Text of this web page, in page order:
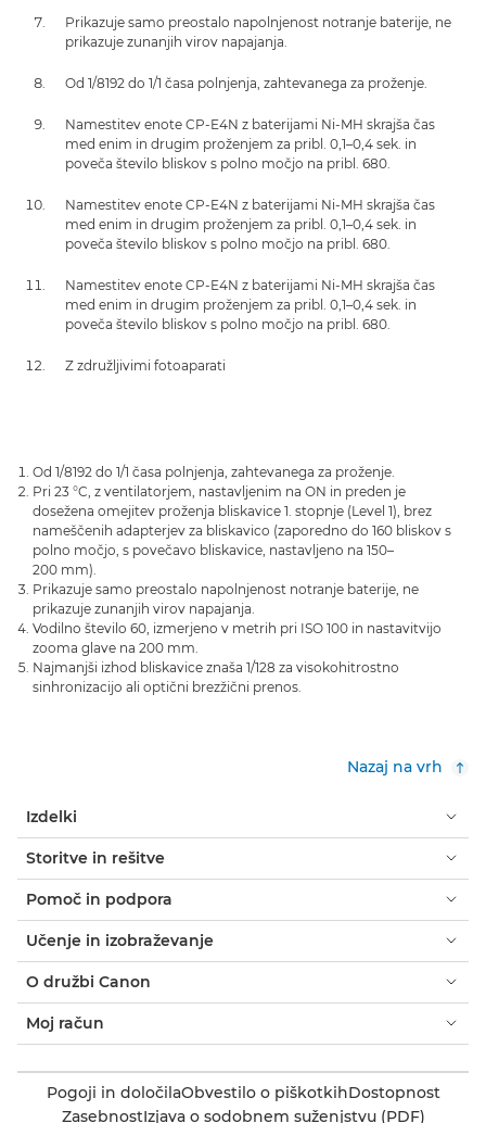
Prikazuje samo preostalo napolnjenost notranje baterije, ne
prikazuje zunanjih virov napajanja.
Od 1/8192 do 1/1 časa polnjenja, zahtevanega za proženje.
Namestitev enote CP-E4N z baterijami Ni-MH skrajša čas
med enim in drugim proženjem za pribl. 0,1–0,4 sek. in
poveča število bliskov s polno močjo na pribl. 680.
Namestitev enote CP-E4N z baterijami Ni-MH skrajša čas
med enim in drugim proženjem za pribl. 0,1–0,4 sek. in
poveča število bliskov s polno močjo na pribl. 680.
Namestitev enote CP-E4N z baterijami Ni-MH skrajša čas
med enim in drugim proženjem za pribl. 0,1–0,4 sek. in
poveča število bliskov s polno močjo na pribl. 680.
Z združljivimi fotoaparati
Od 1/8192 do 1/1 časa polnjenja, zahtevanega za proženje.
Pri 23 °C, z ventilatorjem, nastavljenim na ON in preden je
dosežena omejitev proženja bliskavice 1. stopnje (Level 1), brez
nameščenih adapterjev za bliskavico (zaporedno do 160 bliskov s
polno močjo, s povečavo bliskavice, nastavljeno na 150–
200 mm).
Prikazuje samo preostalo napolnjenost notranje baterije, ne
prikazuje zunanjih virov napajanja.
Vodilno število 60, izmerjeno v metrih pri ISO 100 in nastavitvijo
zooma glave na 200 mm.
Najmanjši izhod bliskavice znaša 1/128 za visokohitrostno
sinhronizacijo ali optični brezžični prenos.
Nazaj na vrh
Izdelki
Storitve in rešitve
Pomoč in podpora
Učenje in izobraževanje
O družbi Canon
Moj račun
Pogoji in določilaObvestilo o piškotkihDostopnost
ZasebnostIzjava o sodobnem suženjstvu (PDF)